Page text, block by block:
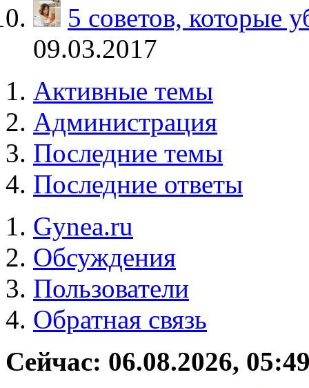
5 советов, которые
09.03.2017
Активные темы
Администрация
Последние темы
Последние ответы
Gynea.ru
Обсуждения
Пользователи
Обратная связь
Сейчас: 06.08.2026,